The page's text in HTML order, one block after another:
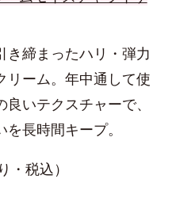
き締まったハリ・弾力
リーム。年中通して使
いテクスチャーで、
長時間キープ。
・税込）